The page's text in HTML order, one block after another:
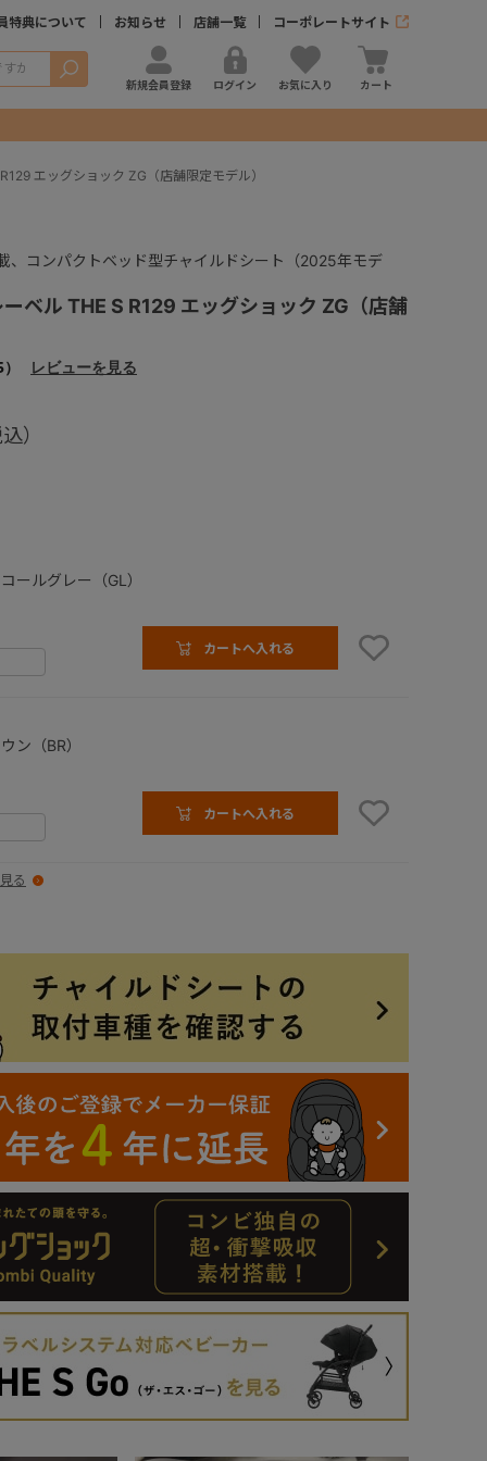
特典について お知らせ 店舗一覧 コーポレートサイト
検索
新規会員登録 ログイン お気に入り カート
エッグショック ZG（店舗限定モデル）
、コンパクトベッド型チャイルドシート（2025年モデ
ベル THE S R129 エッグショック ZG（店舗
レビューを見る
ールグレー（GL）
カートへ入れる
ン（BR）
カートへ入れる
る